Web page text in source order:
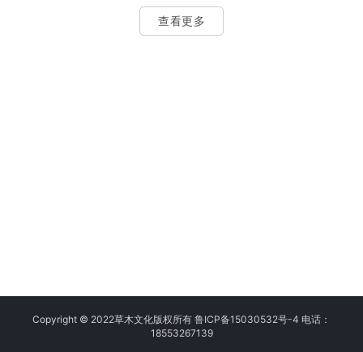
经验、没有规范流程的代价。…
突出的企业，它们分别是青岛草木文化传播有限公司
（以下简称“草木文化”）、青岛孚乐文化传媒有限公司
查看更多
Copyright © 2022草木文化版权所有 鲁ICP备15030532号-4 电话：
18553267139